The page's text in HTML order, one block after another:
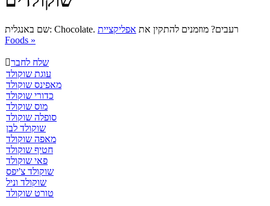
שם באנגלית: Chocolate. רעבים? מוזמנים להתקין את אפליקציית
Foods »
שלח לחבר
עוגת שוקולד
מאפינס שוקולד
כדורי שוקולד
מוס שוקולד
סופלה שוקולד
שוקולד לבן
מאפה שוקולד
חטיף שוקולד
פאי שוקולד
שוקולד צ'יפס
שוקולד וניל
טורט שוקולד